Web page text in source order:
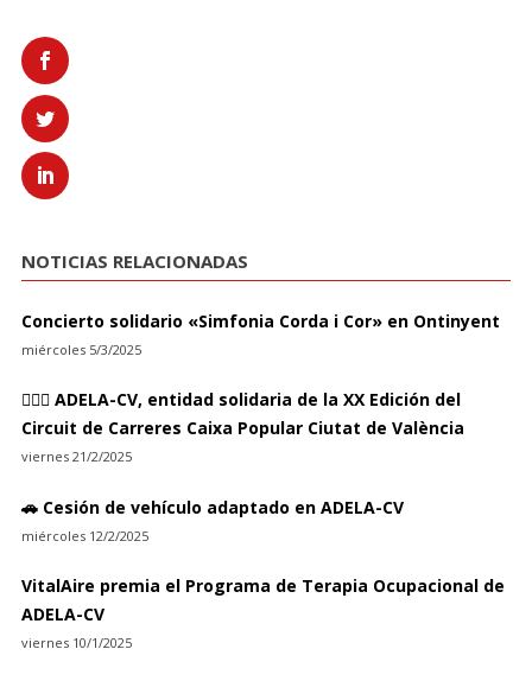
NOTICIAS RELACIONADAS
Concierto solidario «Simfonia Corda i Cor» en Ontinyent
miércoles 5/3/2025
🏃🏻‍♀ ADELA-CV, entidad solidaria de la XX Edición del
Circuit de Carreres Caixa Popular Ciutat de València
viernes 21/2/2025
🚗 Cesión de vehículo adaptado en ADELA-CV
miércoles 12/2/2025
VitalAire premia el Programa de Terapia Ocupacional de
ADELA-CV
viernes 10/1/2025